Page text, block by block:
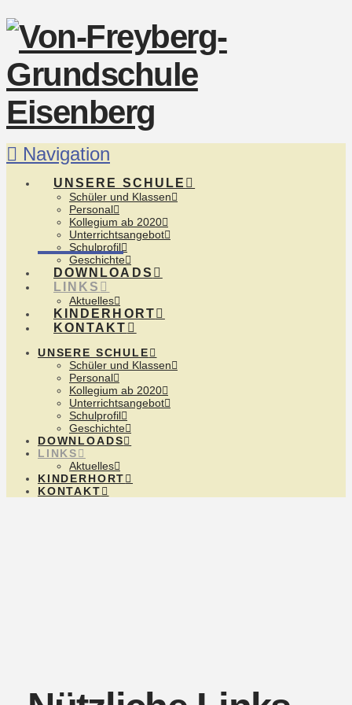
Navigation
UNSERE SCHULE
Schüler und Klassen
Personal
Kollegium ab 2020
Unterrichtsangebot
Schulprofil
Geschichte
DOWNLOADS
LINKS
Aktuelles
KINDERHORT
KONTAKT
UNSERE SCHULE
Schüler und Klassen
Personal
Kollegium ab 2020
Unterrichtsangebot
Schulprofil
Geschichte
DOWNLOADS
LINKS
Aktuelles
KINDERHORT
KONTAKT